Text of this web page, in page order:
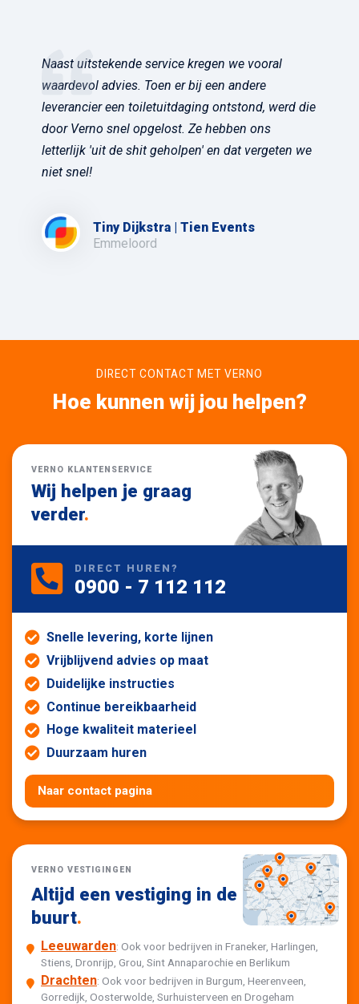
Naast uitstekende service kregen we vooral
waardevol advies. Toen er bij een andere
leverancier een toiletuitdaging ontstond, werd die
door Verno snel opgelost. Ze hebben ons
letterlijk 'uit de shit geholpen' en dat vergeten we
niet snel!
Tiny Dijkstra | Tien Events
Emmeloord
DIRECT CONTACT MET VERNO
Hoe kunnen wij jou helpen?
VERNO KLANTENSERVICE
Wij helpen je graag
verder.
DIRECT HUREN?
0900 - 7 112 112
Snelle levering, korte lijnen
Vrijblijvend advies op maat
Duidelijke instructies
Continue bereikbaarheid
Hoge kwaliteit materieel
Duurzaam huren
Naar contact pagina
VERNO VESTIGINGEN
Altijd een vestiging in de
buurt.
Leeuwarden: Ook voor bedrijven in Franeker, Harlingen,
Stiens, Dronrijp, Grou, Sint Annaparochie en Berlikum
Drachten: Ook voor bedrijven in Burgum, Heerenveen,
Gorredijk, Oosterwolde, Surhuisterveen en Drogeham